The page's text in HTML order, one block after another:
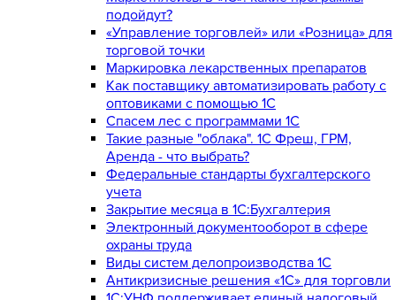
подойдут?
«Управление торговлей» или «Розница» для
торговой точки
Маркировка лекарственных препаратов
Как поставщику автоматизировать работу с
оптовиками с помощью 1С
Спасем лес с программами 1С
Такие разные "облака". 1С Фреш, ГРМ,
Аренда - что выбрать?
Федеральные стандарты бухгалтерского
учета
Закрытие месяца в 1С:Бухгалтерия
Электронный документооборот в сфере
охраны труда
Виды систем делопроизводства 1C
Антикризисные решения «1С» для торговли